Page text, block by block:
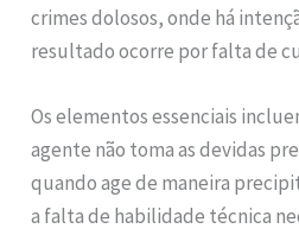
crimes dolosos, onde há
resultado ocorre por falta de
Os elementos essenciais
agente não toma as devidas
quando age de maneira
a falta de habilidade técnica